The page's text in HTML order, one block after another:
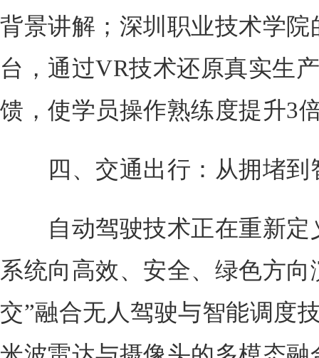
背景讲解；深圳职业技术学
台，通过VR技术还原真实生
馈，使学员操作熟练度提升3
四、交通出行：从拥堵到
自动驾驶技术正在重新定
系统向高效、安全、绿色方
交”融合无人驾驶与智能调度